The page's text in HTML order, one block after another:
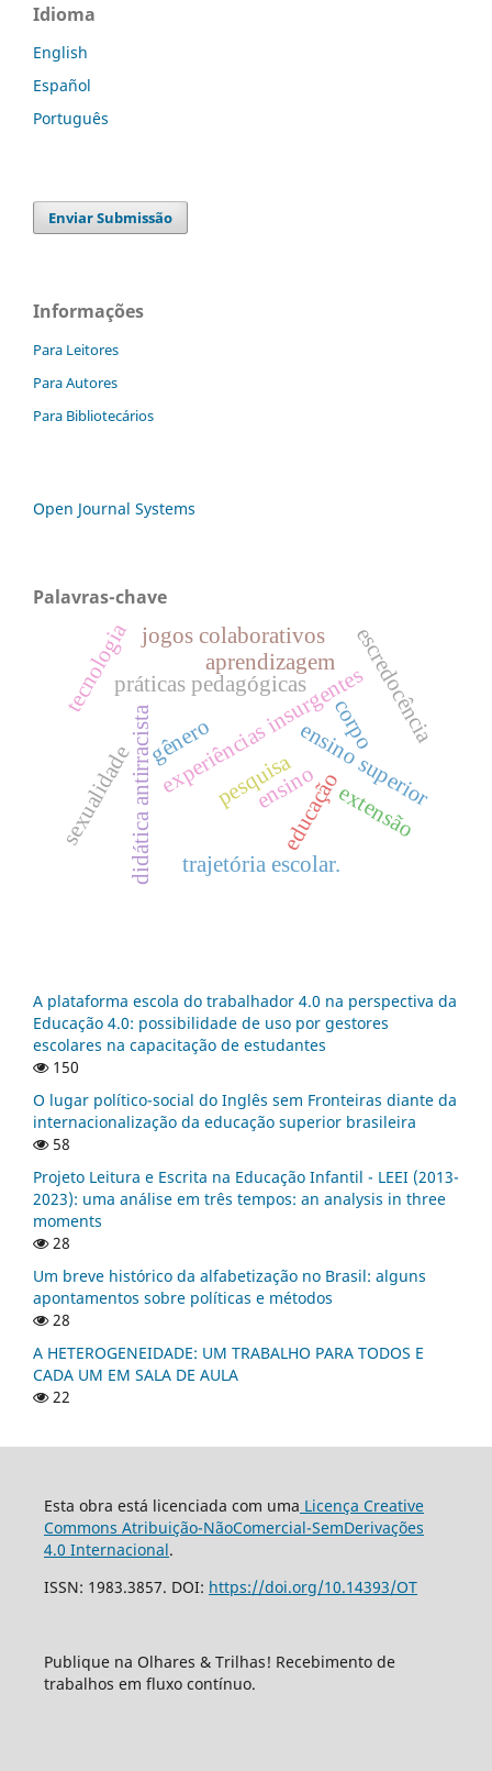
Idioma
English
Español
Português
Enviar Submissão
Informações
Para Leitores
Para Autores
Para Bibliotecários
Open Journal Systems
Palavras-chave
educação
corpo
ensino
pesquisa
extensão
práticas pedagógicas
didática antirracistaexperiências insurgentes
trajetória escolar.
ensino superior
gênero
sexualidade
tecnologia aprendizagem
jogos colaborativos escredocência
A plataforma escola do trabalhador 4.0 na perspectiva da
Educação 4.0: possibilidade de uso por gestores
escolares na capacitação de estudantes
150
O lugar político-social do Inglês sem Fronteiras diante da
internacionalização da educação superior brasileira
58
Projeto Leitura e Escrita na Educação Infantil - LEEI (2013-
2023): uma análise em três tempos: an analysis in three
moments
28
Um breve histórico da alfabetização no Brasil: alguns
apontamentos sobre políticas e métodos
28
A HETEROGENEIDADE: UM TRABALHO PARA TODOS E
CADA UM EM SALA DE AULA
22
Esta obra está licenciada com uma Licença Creative
Commons Atribuição-NãoComercial-SemDerivações
4.0 Internacional.
ISSN: 1983.3857. DOI: https://doi.org/10.14393/OT
Publique na Olhares & Trilhas! Recebimento de
trabalhos em fluxo contínuo.